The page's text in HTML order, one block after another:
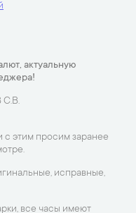
актуальную
С.В.
с этим просим заранее
исправные,
все часы имеют